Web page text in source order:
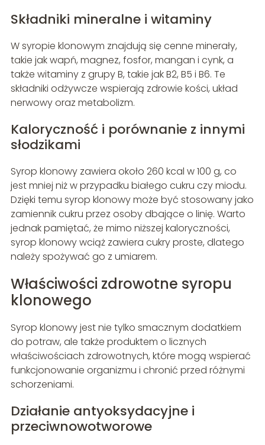
Składniki mineralne i witaminy
W syropie klonowym znajdują się cenne minerały,
takie jak wapń, magnez, fosfor, mangan i cynk, a
także witaminy z grupy B, takie jak B2, B5 i B6. Te
składniki odżywcze wspierają zdrowie kości, układ
nerwowy oraz metabolizm.
Kaloryczność i porównanie z innymi
słodzikami
Syrop klonowy zawiera około 260 kcal w 100 g, co
jest mniej niż w przypadku białego cukru czy miodu.
Dzięki temu syrop klonowy może być stosowany jako
zamiennik cukru przez osoby dbające o linię. Warto
jednak pamiętać, że mimo niższej kaloryczności,
syrop klonowy wciąż zawiera cukry proste, dlatego
należy spożywać go z umiarem.
Właściwości zdrowotne syropu
klonowego
Syrop klonowy jest nie tylko smacznym dodatkiem
do potraw, ale także produktem o licznych
właściwościach zdrowotnych, które mogą wspierać
funkcjonowanie organizmu i chronić przed różnymi
schorzeniami.
Działanie antyoksydacyjne i
przeciwnowotworowe